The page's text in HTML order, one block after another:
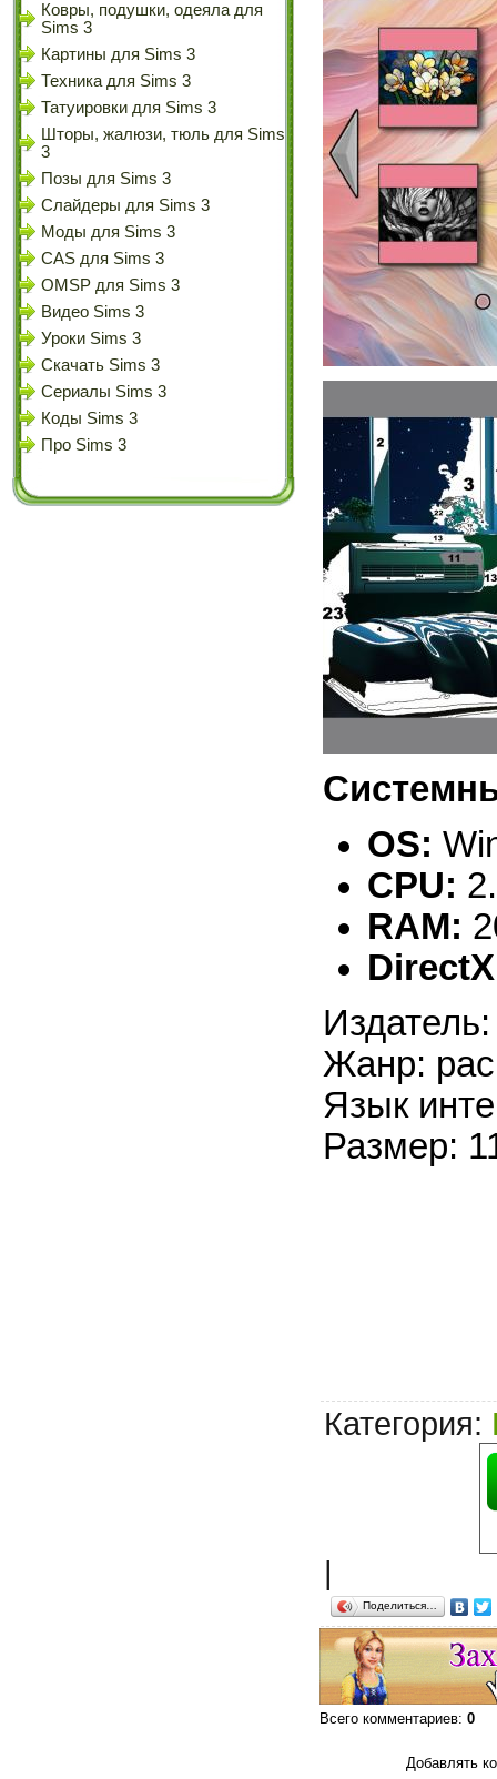
Ковры, подушки, одеяла для
Sims 3
Картины для Sims 3
Техника для Sims 3
Татуировки для Sims 3
Шторы, жалюзи, тюль для Sims
3
Позы для Sims 3
Слайдеры для Sims 3
Моды для Sims 3
CAS для Sims 3
OMSP для Sims 3
Видео Sims 3
Уроки Sims 3
Скачать Sims 3
Сериалы Sims 3
Коды Sims 3
Про Sims 3
OS:
CPU:
RAM:
Жанр:
Язык
Размер:
Категория:
|
Поделиться…
Всего комментариев: 0
Добавлять